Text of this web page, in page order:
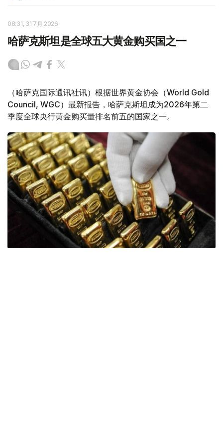
08:31, 31 7月 2026
哈萨克斯坦是全球五大黄金购买国之一
（哈萨克国际通讯社讯）根据世界黄金协会（World Gold
Council, WGC）最新报告，哈萨克斯坦成为2026年第二
季度全球央行黄金购买量排名前五的国家之一。